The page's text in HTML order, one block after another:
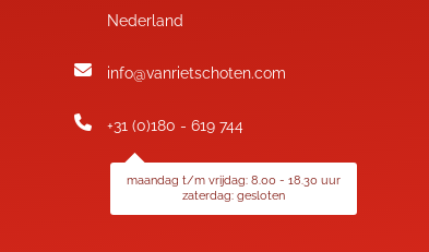
Nederland
info@vanrietschoten.com
+31 (0)180 - 619 744
maandag t/m vrijdag: 8.00 - 18.30 uur
zaterdag: gesloten